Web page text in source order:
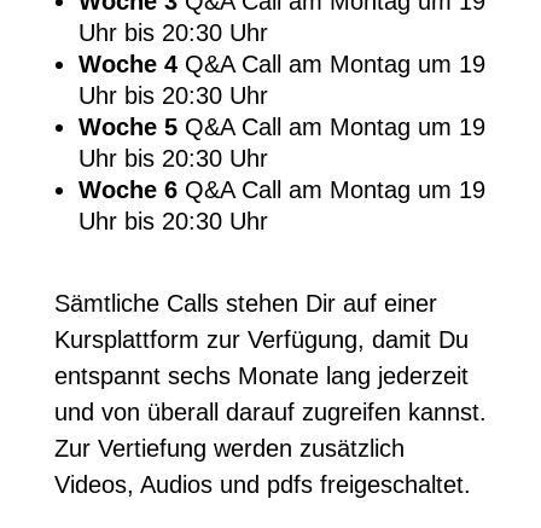
Uhr bis 20:30 Uhr
Woche 4Q&A Call am Montag um 19
Uhr bis 20:30 Uhr
Woche 5Q&A Call am Montag um 19
Uhr bis 20:30 Uhr
Woche 6Q&A Call am Montag um 19
Uhr bis 20:30 Uhr
Sämtliche Calls stehen Dir auf einer
Kursplattform zur Verfügung, damit Du
entspannt sechs Monate lang jederzeit
und von überall darauf zugreifen kannst.
Zur Vertiefung werden zusätzlich
Videos, Audios und pdfs freigeschaltet.